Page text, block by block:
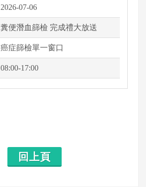
2026-07-06
糞便潛血篩檢 完成禮大放送
癌症篩檢單一窗口
08:00-17:00
回上頁